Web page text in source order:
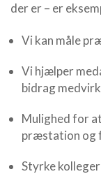
der er – er
Vi kan måle
Vi hjælper
bidrag
Mulighed for
præstation og
Styrke